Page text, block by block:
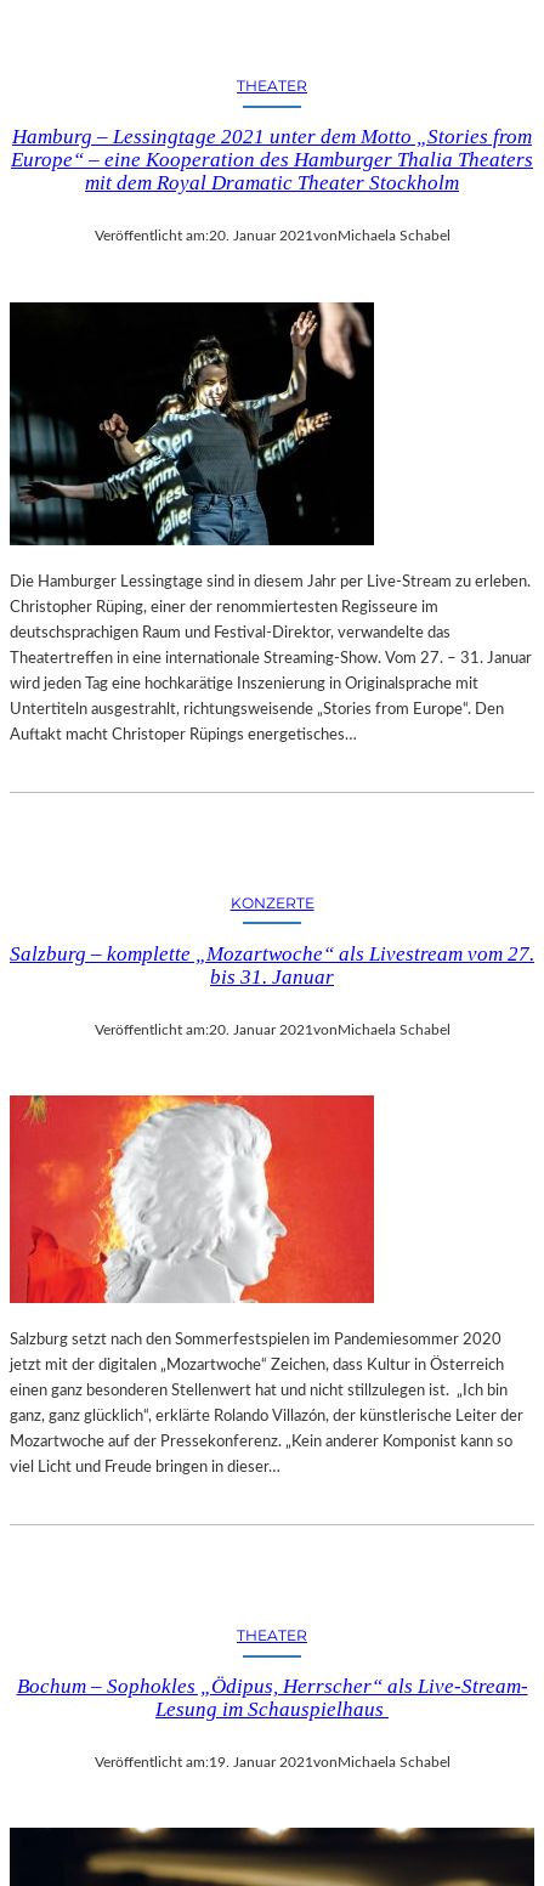
THEATER
Hamburg – Lessingtage 2021 unter dem Motto „Stories from
Europe“ – eine Kooperation des Hamburger Thalia Theaters
mit dem Royal Dramatic Theater Stockholm
Veröffentlicht am:20. Januar 2021 von Michaela Schabel
Die Hamburger Lessingtage sind in diesem Jahr per Live-Stream zu erleben.
Christopher Rüping, einer der renommiertesten Regisseure im
deutschsprachigen Raum und Festival-Direktor, verwandelte das
Theatertreffen in eine internationale Streaming-Show. Vom 27. – 31. Januar
wird jeden Tag eine hochkarätige Inszenierung in Originalsprache mit
Untertiteln ausgestrahlt, richtungsweisende „Stories from Europe“. Den
Auftakt macht Christoper Rüpings energetisches…
KONZERTE
Salzburg – komplette „Mozartwoche“ als Livestream vom 27.
bis 31. Januar
Veröffentlicht am:20. Januar 2021vonMichaela Schabel
Salzburg setzt nach den Sommerfestspielen im Pandemiesommer 2020
jetzt mit der digitalen „Mozartwoche“ Zeichen, dass Kultur in Österreich
einen ganz besonderen Stellenwert hat und nicht stillzulegen ist. „Ich bin
ganz, ganz glücklich“, erklärte Rolando Villazón, der künstlerische Leiter der
Mozartwoche auf der Pressekonferenz. „Kein anderer Komponist kann so
viel Licht und Freude bringen in dieser…
THEATER
Bochum – Sophokles „Ödipus, Herrscher“ als Live-Stream-
Lesung im Schauspielhaus
Veröffentlicht am:19. Januar 2021vonMichaela Schabel